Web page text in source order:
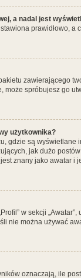
a nadal jest
prawidłowo,
zawierającego
spróbujesz go
użytkownika?
gdzie są
jak dużo
znany jako awatar i
w sekcji
nie można używać
oznaczają, ile